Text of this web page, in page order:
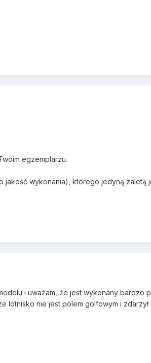
egzemplarzu.
wykonania), którego jedyną zaletą
i uważam, że jest wykonany bardzo
lotnisko nie jest polem golfowym i